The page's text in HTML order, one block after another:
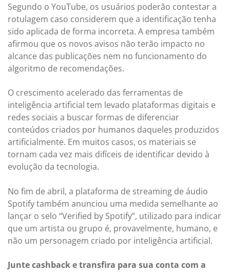
Segundo o YouTube, os usuários poderão contestar a
rotulagem caso considerem que a identificação tenha
sido aplicada de forma incorreta. A empresa também
afirmou que os novos avisos não terão impacto no
alcance das publicações nem no funcionamento do
algoritmo de recomendações.
O crescimento acelerado das ferramentas de
inteligência artificial tem levado plataformas digitais e
redes sociais a buscar formas de diferenciar
conteúdos criados por humanos daqueles produzidos
artificialmente. Em muitos casos, os materiais se
tornam cada vez mais difíceis de identificar devido à
evolução da tecnologia.
No fim de abril, a plataforma de streaming de áudio
Spotify também anunciou uma medida semelhante ao
lançar o selo “Verified by Spotify”, utilizado para indicar
que um artista ou grupo é, provavelmente, humano, e
não um personagem criado por inteligência artificial.
Junte cashback e transfira para sua conta com a